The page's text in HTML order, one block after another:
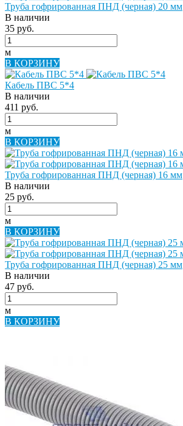
Труба гофрированная ПНД (черная) 20 мм
В наличии
35 руб.
м
В КОРЗИНУ
Кабель ПВС 5*4
В наличии
411 руб.
м
В КОРЗИНУ
Труба гофрированная ПНД (черная) 16 мм
В наличии
25 руб.
м
В КОРЗИНУ
Труба гофрированная ПНД (черная) 25 мм
В наличии
47 руб.
м
В КОРЗИНУ